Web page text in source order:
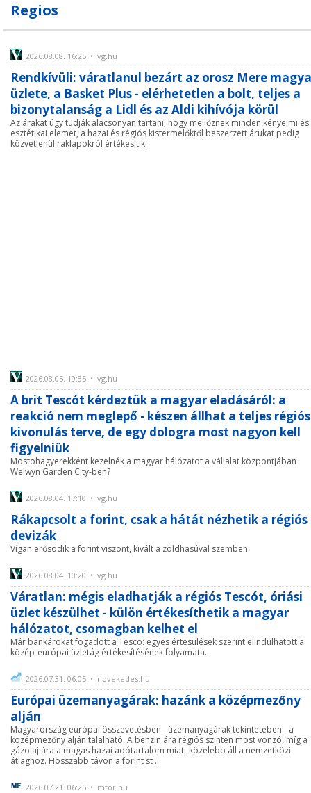
Regios
2026.08.08. 16:25 • vg.hu
Rendkívüli: váratlanul bezárt az orosz Mere
üzlete, a Basket Plus - elérhetetlen a bolt, teljes a
bizonytalanság a Lidl és az Aldi kihívója körül
Az árakat úgy tudják alacsonyan tartani, hogy mellőznek minden kényelmi és
esztétikai elemet, a hazai és régiós kistermelőktől beszerzett árukat pedig
közvetlenül raklapokról értékesítik.
2026.08.05. 19:35 • vg.hu
A brit Tescót kérdeztük a magyar eladásáról: a
reakció nem meglepő - készen állhat a teljes régiós
kivonulás terve, de egy dologra most nagyon kell
figyelniük
Mostohagyerekként kezelnék a magyar hálózatot a vállalat központjában
Welwyn Garden City-ben?
2026.08.04. 17:10 • vg.hu
Rákapcsolt a forint, csak a hátát nézhetik a régiós
devizák
Vígan erősödik a forint viszont, kivált a zöldhasúval szemben.
2026.08.04. 10:20 • vg.hu
Váratlan: mégis eladhatják a régiós Tescót, óriási
üzlet készülhet - külön értékesíthetik a magyar
hálózatot, csomagban kelhet el
Már bankárokat fogadott a Tesco: egyes értesülések szerint elindulhatott a
közép-európai üzletág értékesítésének folyamata.
2026.07.31. 06:05 • novekedes.hu
Európai üzemanyagárak: hazánk a középmezőny
alján
Magyarország európai összevetésben - üzemanyagárak tekintetében - a
középmezőny alján található. A benzin ára régiós szinten most vonzó, míg a
gázolaj ára a magas hazai adótartalom miatt közelebb áll a nemzetközi
átlaghoz. Hosszabb távon a forint st ...
2026.07.21. 06:25 • mfor.hu